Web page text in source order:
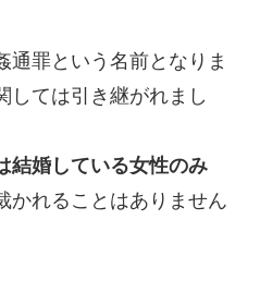
通罪という名前となりま
しては引き継がれまし
結婚している女性のみ
かれることはありません